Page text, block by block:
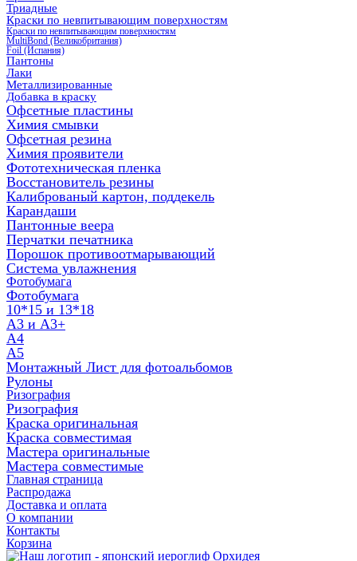
Триадные
Краски по невпитывающим поверхностям
Краски по невпитывающим поверхностям
MultiBond (Великобритания)
Foil (Испания)
Пантоны
Лаки
Металлизированные
Добавка в краску
Офсетные пластины
Химия смывки
Офсетная резина
Химия проявители
Фототехническая пленка
Восстановитель резины
Калиброваный картон, поддекель
Карандаши
Пантонные веера
Перчатки печатника
Порошок противоотмарывающий
Система увлажнения
Фотобумага
Фотобумага
10*15 и 13*18
A3 и А3+
А4
А5
Монтажный Лист для фотоальбомов
Рулоны
Ризография
Ризография
Краска оригинальная
Краска совместимая
Мастера оригинальные
Мастера совместимые
Главная страница
Распродажа
Доставка и оплата
О компании
Контакты
Корзина